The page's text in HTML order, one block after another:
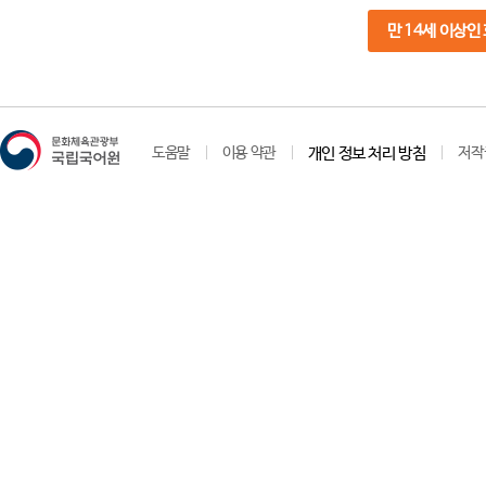
만 14세 이상인
도움말 이용 약관 개인 정보 처리 방침 저